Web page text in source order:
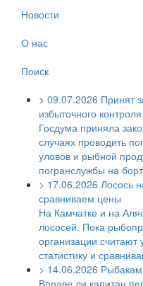
Новости
О нас
Поиск
> 09.07.2026 Принят
избыточного контроля
Госдума приняла
случаях проводить
уловов и рыбной
погранслужбы на
> 17.06.2026 Лосось
сравниваем цены
На Камчатке и на
лососей. Пока
организации
статистику и
> 14.06.2026 Рыбакам
Вправе ли капитан